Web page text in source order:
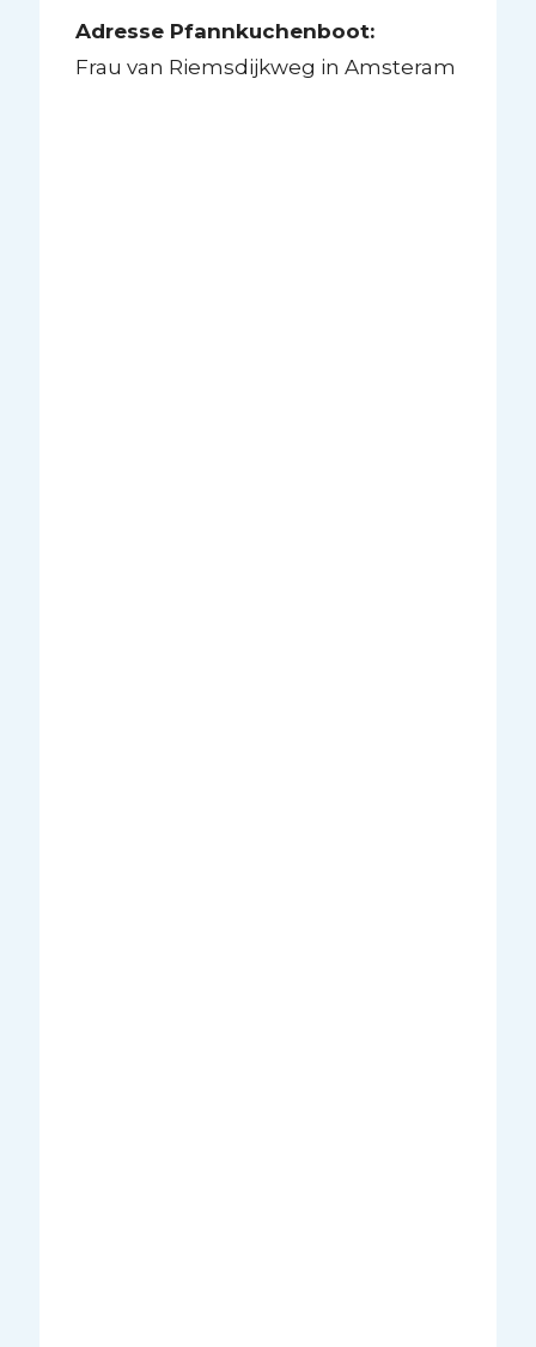
Adresse Pfannkuchenboot:
Frau van Riemsdijkweg in Amsteram